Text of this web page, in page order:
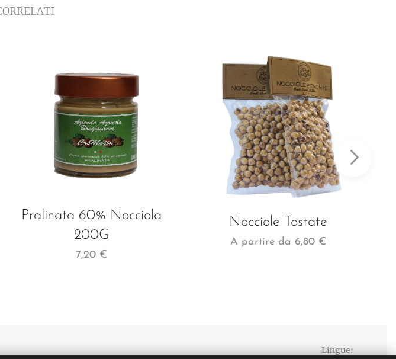
Pralinata 60% Nocciola
200G
7,20 €
Nocciole Tostate
A partire da6,80 €
Lingue